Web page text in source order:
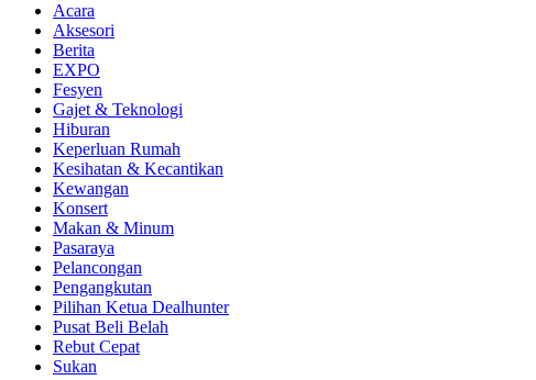
Acara
Aksesori
Berita
EXPO
Fesyen
Gajet & Teknologi
Hiburan
Keperluan Rumah
Kesihatan & Kecantikan
Kewangan
Konsert
Makan & Minum
Pasaraya
Pelancongan
Pengangkutan
Pilihan Ketua Dealhunter
Pusat Beli Belah
Rebut Cepat
Sukan